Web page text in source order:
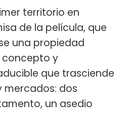
territorio en
de la película, que
una propiedad
y
que trasciende
mercados: dos
un asedio